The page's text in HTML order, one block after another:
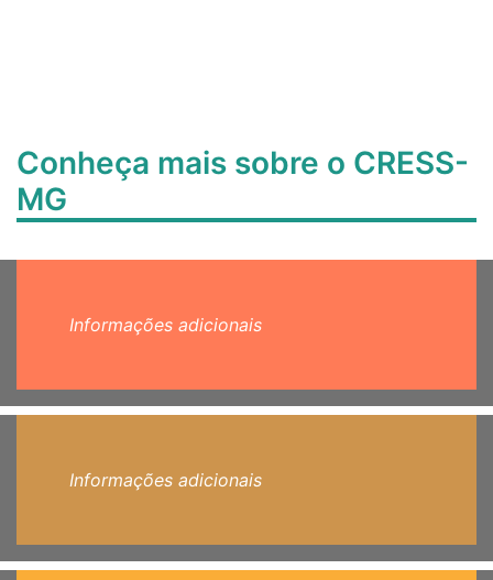
Conheça mais sobre o CRESS-
MG
Informações adicionais
Informações adicionais